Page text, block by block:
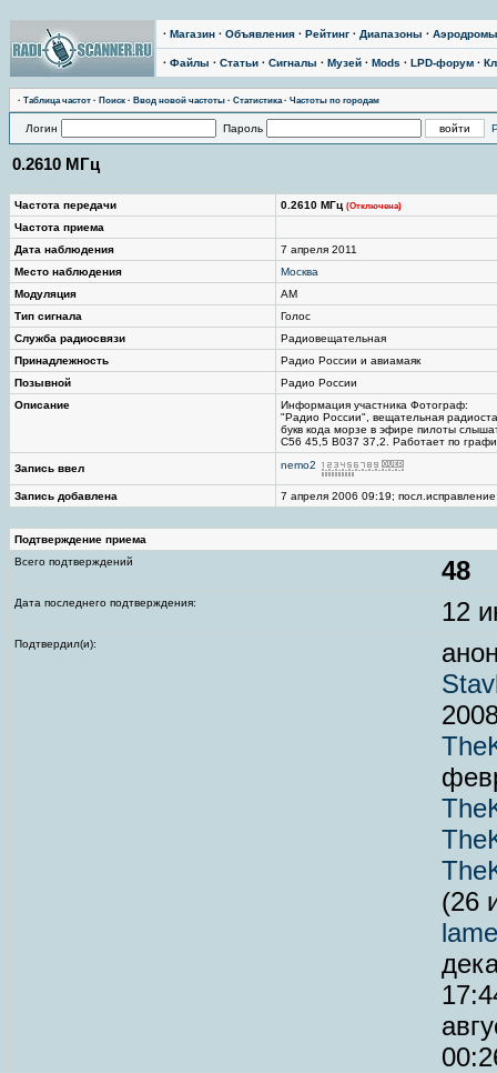
· Магазин · Объявления · Рейтинг · Диапазоны · Аэродромы
· Файлы · Статьи · Сигналы · Музей · Mods · LPD-форум ·
· Таблица частот · Поиск · Ввод новой частоты · Статистика· Частоты по городам
Логин Пароль
0.2610 МГц
Частота передачи 0.2610 МГц (Отключена)
Частота приема
Дата наблюдения
7 апреля 2011
Место наблюдения
Москва
Модуляция
AM
Тип сигнала
Голос
Служба радиосвязи
Радиовещательная
Принадлежность
Радио России и авиамаяк
Позывной
Радио России
Описание
Информация участника Фотограф:
"Радио России", вещательная
букв кода морзе в эфире пилоты
С56 45,5 В037 37,2. Работает по
Запись ввел nemo2
Запись добавлена 7 апреля 2006 09:19;
Подтверждение приема
Всего подтверждений
48
Дата последнего подтверждения: 12
Подтвердил(и):
(26